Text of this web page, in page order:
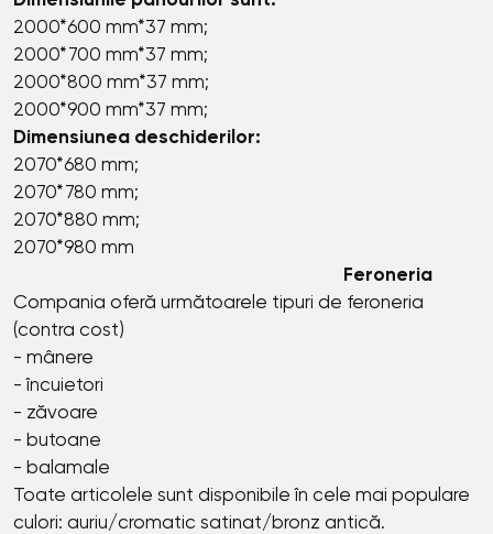
2000*600 mm*37 mm;
2000*700 mm*37 mm;
2000*800 mm*37 mm;
2000*900 mm*37 mm;
Dimensiunea deschiderilor:
2070*680 mm;
2070*780 mm;
2070*880 mm;
2070*980 mm
Feroneria
Compania oferă următoarele tipuri de feroneria
(contra cost)
- mânere
- încuietori
- zăvoare
- butoane
- balamale
Toate articolele sunt disponibile în cele mai populare
culori: auriu/cromatic satinat/bronz antică.